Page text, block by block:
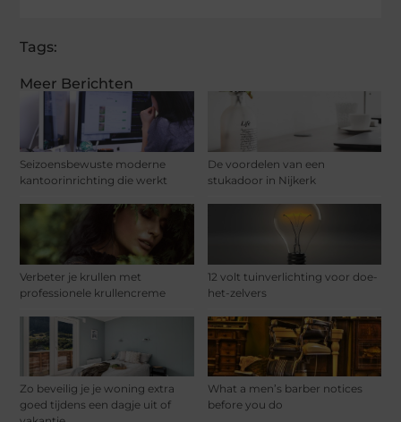
Meer Berichten
Seizoensbewuste moderne
kantoorinrichting die werkt
De voordelen van een
stukadoor in Nijkerk
Verbeter je krullen met
professionele krullencreme
12 volt tuinverlichting voor doe-
het-zelvers
Zo beveilig je je woning extra
goed tijdens een dagje uit of
What a men’s barber notices
before you do
Tags: